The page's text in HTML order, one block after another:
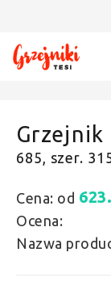
Grzejnik
685, szer.
Cena: od
Ocena:
Nazwa